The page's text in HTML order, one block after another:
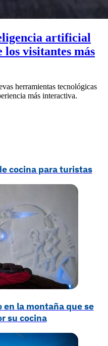
artificial
los visitantes más
herramientas tecnológicas
más interactiva.
cocina para turistas
la montaña que se
su cocina